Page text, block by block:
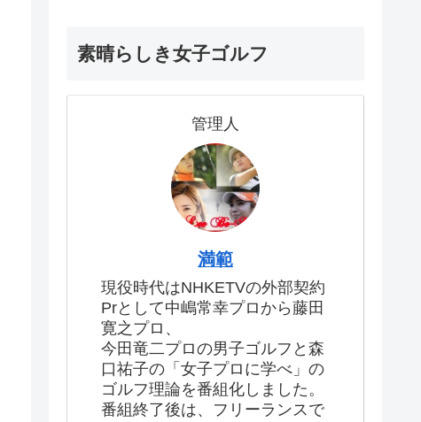
素晴らしき女子ゴルフ
管理人
満範
現役時代はNHKETVの外部契約
Prとして中嶋常幸プロから藤田
寛之プロ、
今田竜二プロの男子ゴルフと森
口祐子の「女子プロに学べ」の
ゴルフ理論を番組化しました。
番組終了後は、フリーランスで